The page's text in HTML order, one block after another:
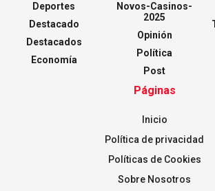
Deportes
Destacado
Destacados
Economía
Novos-Casinos-
2025
Opinión
Política
Post
Páginas
Inicio
Política de privacidad
Políticas de Cookies
Sobre Nosotros